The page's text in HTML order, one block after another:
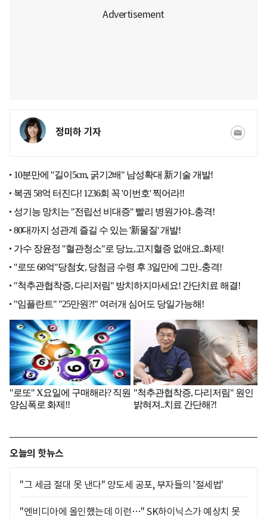
정미하 기자
오늘의 핫뉴스
"그 세금 절대 못 낸다" 양도세 공포, 부자들의 '절세법'
"엔비디아에 올인했는데 이런…" SK하이닉스가 예상치 못